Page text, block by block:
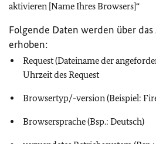
aktivieren [Name IhresBrowsers]“
Folgende Daten werden über das
erhoben:
Request(Dateiname der
Uhrzeit des Request
Browsertyp/-version (Beispiel:
Browsersprache (Bsp.: Deutsch)